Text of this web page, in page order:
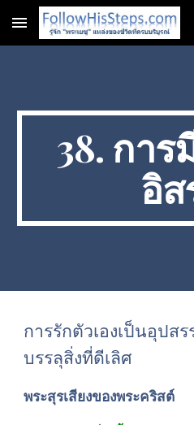
Skip to main content
38. กา
อิส
การรักตัวเองเป็นอุปส
บรรลุสิ่งที่ดีเลิศ
พระสุรเสียงของพระคริสต์